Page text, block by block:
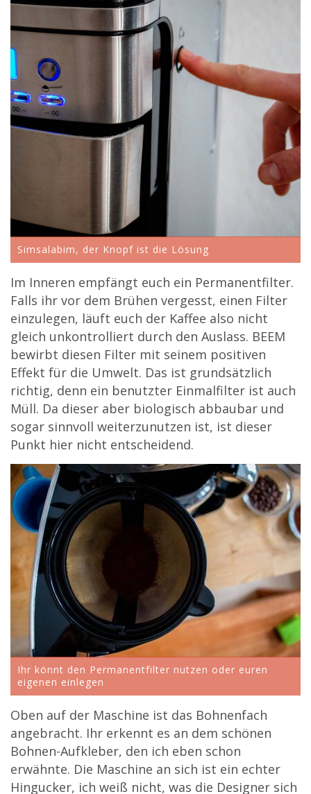
Simsalabim, der Knopf ist die Lösung
Im Inneren empfängt euch ein Permanentfilter.
Falls ihr vor dem Brühen vergesst, einen Filter
einzulegen, läuft euch der Kaffee also nicht
gleich unkontrolliert durch den Auslass. BEEM
bewirbt diesen Filter mit seinem positiven
Effekt für die Umwelt. Das ist grundsätzlich
richtig, denn ein benutzter Einmalfilter ist auch
Müll. Da dieser aber biologisch abbaubar und
sogar sinnvoll weiterzunutzen ist, ist dieser
Punkt hier nicht entscheidend.
Ihr könnt den Permanentfilter nutzen oder euren
eigenen einlegen
Oben auf der Maschine ist das Bohnenfach
angebracht. Ihr erkennt es an dem schönen
Bohnen-Aufkleber, den ich eben schon
erwähnte. Die Maschine an sich ist ein echter
Hingucker, ich weiß nicht, was die Designer sich